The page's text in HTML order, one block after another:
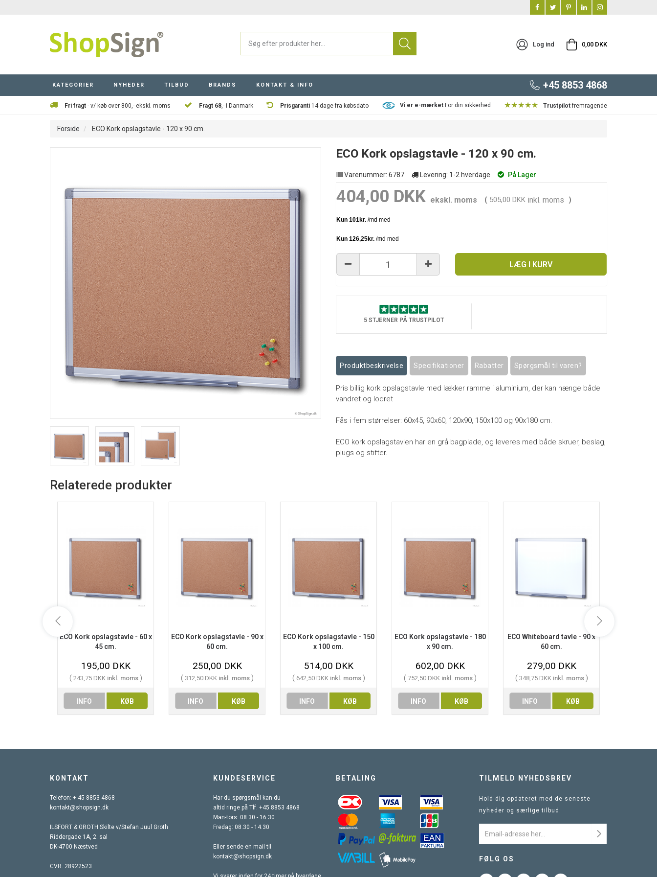
Log ind 0,00 DKK
KATEGORIER NYHEDER TILBUD BRANDS KONTAKT & INFO +45 8853 4868
Fri fragt - v/ køb over 800,- ekskl. moms Fragt 68,- i Danmark Prisgaranti 14 dage fra købsdato Vi er e-mærketFor din sikkerhed ★★★★★ Trustpilotfremragende
Forside ECO Kork opslagstavle - 120 x 90 cm.
ECO Kork opslagstavle - 120 x 90 cm.
Varenummer: 6787 Levering: 1-2 hverdage På Lager
404,00 DKK ekskl. moms ( 505,00 DKK inkl. moms )
LÆG I KURV
5 STJERNER PÅ TRUSTPILOT
Produktbeskrivelse Specifikationer Rabatter Spørgsmål til varen?
Pris billig kork opslagstavle med lækker ramme i aluminium, der kan hænge både
vandret og lodret
Fås i fem størrelser: 60x45, 90x60, 120x90, 150x100 og 90x180 cm.
ECO kork opslagstavlen har en grå bagplade, og leveres med både skruer, beslag,
plugs og stifter.
Relaterede produkter
ECO Kork opslagstavle - 60 x
45 cm.
195,00 DKK
( 243,75 DKK inkl. moms )
INFO KØB
ECO Kork opslagstavle - 90 x
60 cm.
250,00 DKK
( 312,50 DKK inkl. moms )
INFO KØB
ECO Kork opslagstavle - 150
x 100 cm.
514,00 DKK
( 642,50 DKK inkl. moms )
INFO KØB
ECO Kork opslagstavle - 180
x 90 cm.
602,00 DKK
( 752,50 DKK inkl. moms )
INFO KØB
ECO Whiteboard tavle - 90 x
60 cm.
279,00 DKK
( 348,75 DKK inkl. moms )
INFO KØB
KONTAKT
Telefon: + 45 8853 4868
kontakt@shopsign.dk
ILSFORT & GROTH Skilte v/Stefan Juul Groth
Riddergade 1A, 2. sal
DK-4700 Næstved
CVR: 28922523
KUNDESERVICE
Har du spørgsmål kan du
altid ringe på Tlf. +45 8853 4868
Man-tors: 08.30 - 16.30
Fredag: 08.30 - 14.30
Eller sende en mail til
kontakt@shopsign.dk
BETALING TILMELD NYHEDSBREV
Hold dig opdateret med de seneste
nyheder og særlige tilbud.
FØLG OS